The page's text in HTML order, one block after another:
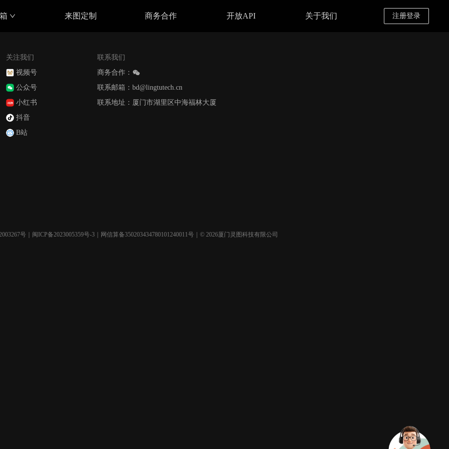
来图定制 商务合作 开放API 关于我们 注册登录
关注我们
视频号
公众号
小红书
抖音
B站
联系我们
商务合作：
联系邮箱：bd@lingtutech.cn
联系地址：厦门市湖里区中海福林大厦
号 闽ICP备2023005359号-3 ｜网信算备350203434780101240011号｜© 2026厦门灵图科技有限公司